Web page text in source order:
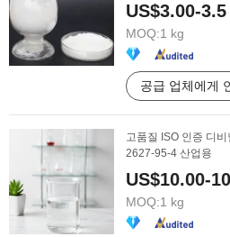
US$3.00-3.5
MOQ:1 kg
공급 업체에게
고품질 ISO 인증 디
2627-95-4 산업용
US$10.00-
MOQ:1 kg